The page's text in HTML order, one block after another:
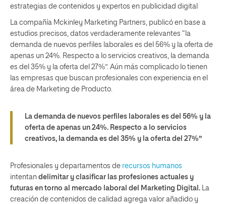
estrategias de contenidos y expertos en publicidad digital
La compañía Mckinley Marketing Partners, publicó en base a
estudios precisos, datos verdaderamente relevantes “la
demanda de nuevos perfiles laborales es del 56% y la oferta de
apenas un 24%. Respecto a lo servicios creativos, la demanda
es del 35% y la oferta del 27%”. Aún más complicado lo tienen
las empresas que buscan profesionales con experiencia en el
área de Marketing de Producto.
La demanda de nuevos perfiles laborales es del 56% y la
oferta de apenas un 24%. Respecto a lo servicios
creativos, la demanda es del 35% y la oferta del 27%”
Profesionales y departamentos de recursos humanos
intentan delimitar y clasificar las profesiones actuales y
futuras en torno al mercado laboral del Marketing Digital. La
creación de contenidos de calidad agrega valor añadido y